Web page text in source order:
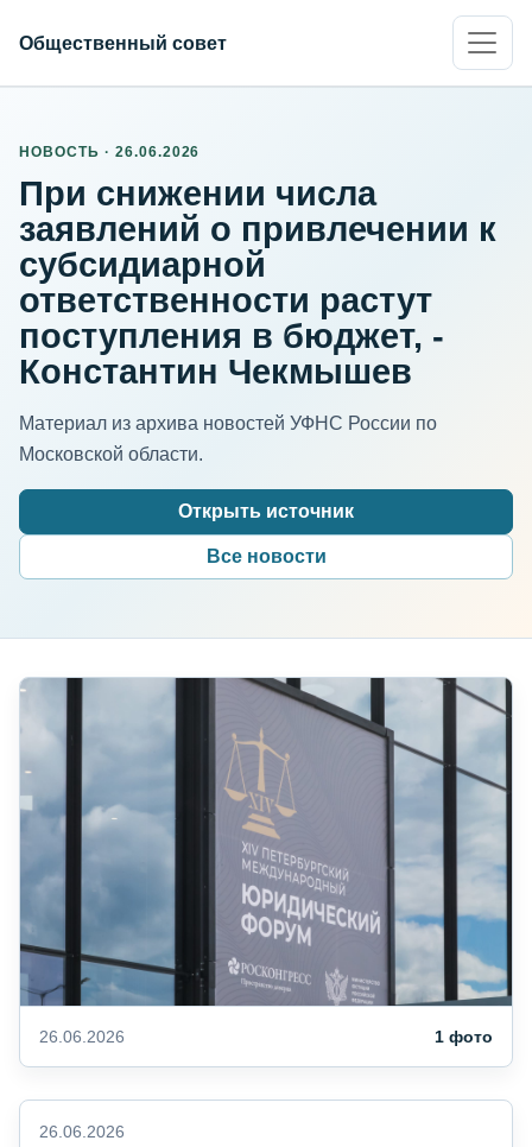
Общественный совет
НОВОСТЬ · 26.06.2026
При снижении числа
заявлений о привлечении к
субсидиарной
ответственности растут
поступления в бюджет, -
Константин Чекмышев
Материал из архива новостей УФНС России по
Московской области.
Открыть источник
Все новости
26.06.2026 1 фото
26.06.2026